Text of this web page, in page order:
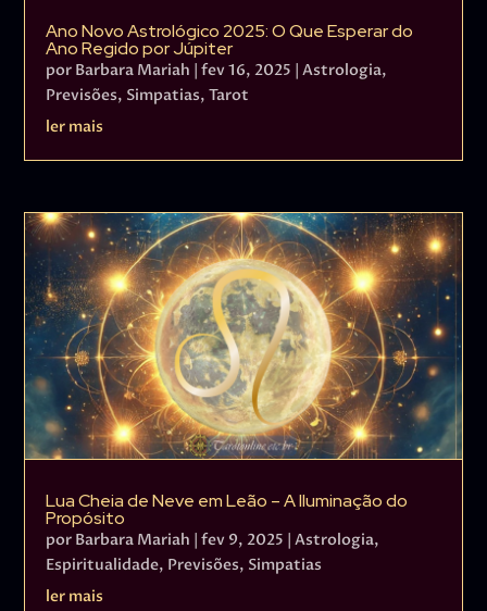
Ano Novo Astrológico 2025: O Que Esperar do
Ano Regido por Júpiter
por Barbara Mariah |fev 16, 2025 |Astrologia,
Previsões, Simpatias,Tarot
ler mais
Lua Cheia de Neve em Leão – A Iluminação do
Propósito
por Barbara Mariah |fev 9, 2025 |Astrologia,
Espiritualidade, Previsões, Simpatias
ler mais